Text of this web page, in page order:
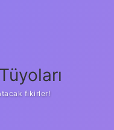
fikirler!